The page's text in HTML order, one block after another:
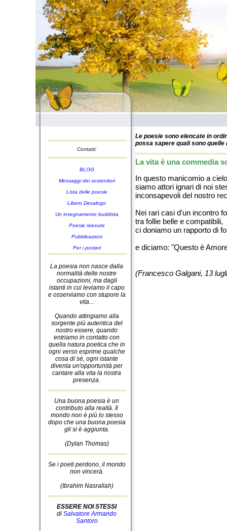
Contatti:
BLOG
Messaggi dei sostenitori
Lista delle poesie
Libero Decalogo
Un insegnamento buddista
Poesie ricevute
Pubblicazioni
Per i posteri
La poesia non nasce dalla
normalità delle nostre
occupazioni, ma dagli
istanti in cui leviamo il capo
e osserviamo con stupore la
vita...
Quando attingiamo alla
sorgente più autentica del
nostro essere, quando
entriamo in contatto con
quella natura poetica che in
ogni verso esprime qualche
cosa di sé, ogni istante
diventa un'opportunità per
cantare alla vita la nostra
presenza.
Una buona poesia è un
contributo alla realtà. Il
mondo non è più lo stesso
dopo che una buona poesia
gli si è aggiunta.
(Dylan Thomas)
Se i poeti perdono, il mondo
non vincerà.
(Ibrahim Nasrallah)
ESSERE NOI STESSI
di Salvatore Armando
Santoro
Le poesie sono elencate in
possa sapere quali sono
La vita è una commedia
In questo manicomio a
siamo attori ignari di noi
inconsapevoli del nostro
Nei rari casi d'un incontro
tra follie belle e compatibili,
ci doniamo un rapporto di
e diciamo: "Questo è
(Francesco Galgani, 13